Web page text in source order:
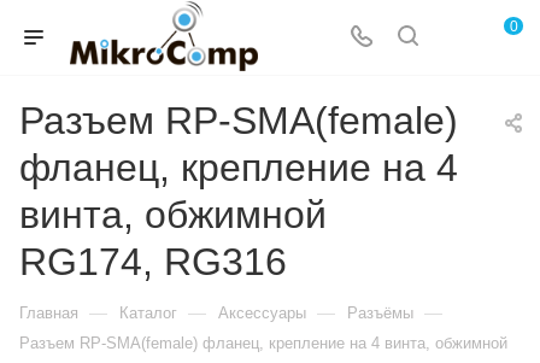
0
Разъем RP-SМА(female)
фланец, крепление на 4
винта, обжимной
RG174, RG316
Главная — Каталог — Аксессуары — Разъёмы —
Разъем RP-SМА(female) фланец, крепление на 4 винта, обжимной